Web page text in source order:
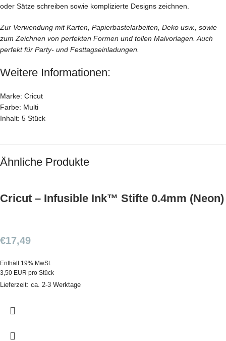
oder Sätze schreiben sowie komplizierte Designs zeichnen.
Zur Verwendung mit Karten, Papierbastelarbeiten, Deko usw., sowie
zum Zeichnen von perfekten Formen und tollen Malvorlagen. Auch
perfekt für Party- und Festtagseinladungen.
Weitere Informationen:
Marke: Cricut
Farbe: Multi
Inhalt: 5 Stück
Ähnliche Produkte
Cricut – Infusible Ink™ Stifte 0.4mm (Neon)
€17,49
Enthält 19% MwSt.
3,50 EUR pro Stück
Lieferzeit: ca. 2-3 Werktage